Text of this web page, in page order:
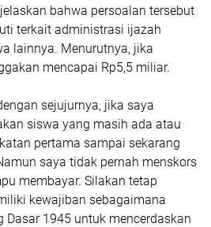
bahwa persoalan tersebut
terkait administrasi ijazah
lainnya. Menurutnya, jika
mencapai Rp5,5 miliar.
sejujurnya, jika saya
siswa yang masih ada atau
pertama sampai sekarang
saya tidak pernah menskors
membayar. Silakan tetap
kewajiban sebagaimana
1945 untuk mencerdaskan